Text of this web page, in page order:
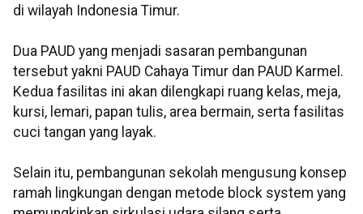
di wilayah Indonesia Timur.
Dua PAUD yang menjadi sasaran pembangunan
tersebut yakni PAUD Cahaya Timur dan PAUD Karmel.
Kedua fasilitas ini akan dilengkapi ruang kelas, meja,
kursi, lemari, papan tulis, area bermain, serta fasilitas
cuci tangan yang layak.
Selain itu, pembangunan sekolah mengusung konsep
ramah lingkungan dengan metode block system yang